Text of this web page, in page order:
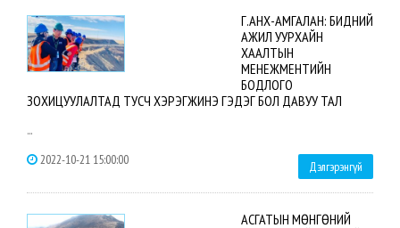
Г.АНХ-АМГАЛАН: БИДНИЙ
АЖИЛ УУРХАЙН
ХААЛТЫН
МЕНЕЖМЕНТИЙН
БОДЛОГО
ЗОХИЦУУЛАЛТАД ТУСЧ ХЭРЭГЖИНЭ ГЭДЭГ БОЛ ДАВУУ ТАЛ
...
2022-10-21 15:00:00
Дэлгэрэнгүй
АСГАТЫН МӨНГӨНИЙ